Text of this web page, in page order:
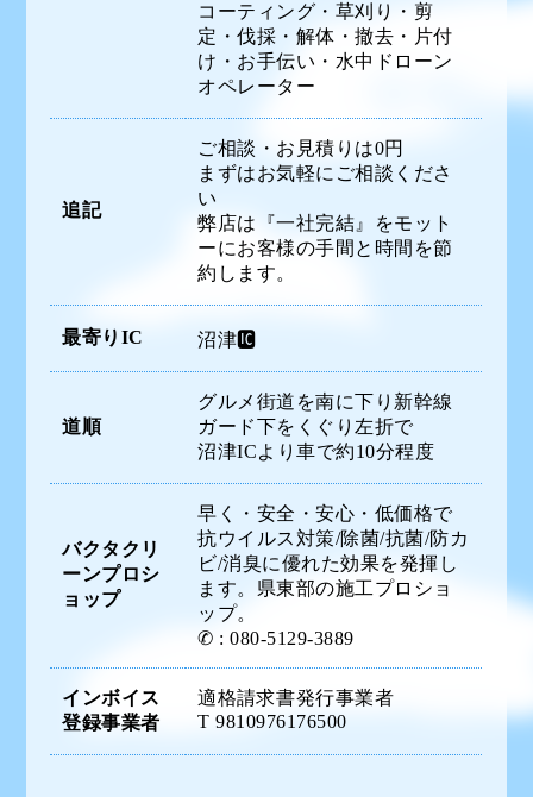
コーティング・草刈り・剪
定・伐採・解体・撤去・片付
け・お手伝い・水中ドローン
オペレーター
追記
ご相談・お見積りは0円
まずはお気軽にご相談くださ
い
弊店は『一社完結』をモット
ーにお客様の手間と時間を節
約します。
最寄りIC 沼津🆋
道順
グルメ街道を南に下り新幹線
ガード下をくぐり左折で
沼津ICより車で約10分程度
バクタクリ
ーンプロシ
ョップ
早く・安全・安心・低価格で
抗ウイルス対策/除菌/抗菌/防カ
ビ/消臭に優れた効果を発揮し
ます。県東部の施工プロショ
ップ。
✆ : 080-5129-3889
インボイス
登録事業者
適格請求書発行事業者
T 9810976176500